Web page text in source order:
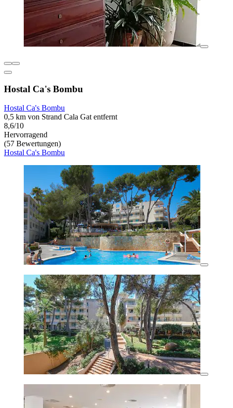
Hostal Ca's Bombu
Hostal Ca's Bombu
0,5 km von Strand Cala Gat entfernt
8,6/10
Hervorragend
(57 Bewertungen)
Hostal Ca's Bombu